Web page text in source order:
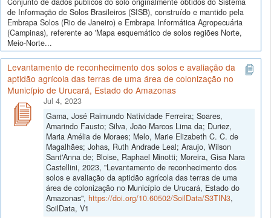
de Informação de Solos Brasileiros (SISB), construído e mantido pela
Embrapa Solos (Rio de Janeiro) e Embrapa Informática Agropecuária
(Campinas), referente ao 'Mapa esquemático de solos regiões Norte,
Meio-Norte...
Levantamento de reconhecimento dos solos e avaliação da
aptidão agrícola das terras de uma área de colonização no
Município de Urucará, Estado do Amazonas
Jul 4, 2023
Gama, José Raimundo Natividade Ferreira; Soares,
Amarindo Fausto; Silva, João Marcos Lima da; Duriez,
Maria Amélia de Moraes; Melo, Marie Elizabeth C. C. de
Magalhães; Johas, Ruth Andrade Leal; Araujo, Wilson
Sant'Anna de; Bloise, Raphael Minotti; Moreira, Gisa Nara
Castellini, 2023, "Levantamento de reconhecimento dos
solos e avaliação da aptidão agrícola das terras de uma
área de colonização no Município de Urucará, Estado do
Amazonas", https://doi.org/10.60502/SoilData/S3TIN3,
SoilData, V1